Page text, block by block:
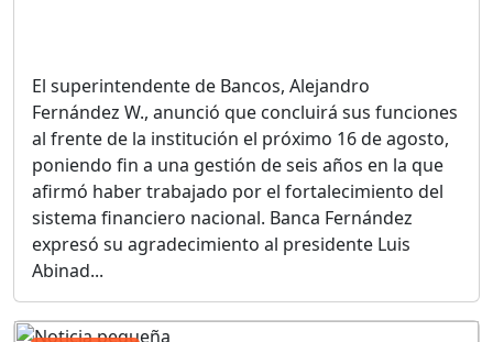
El superintendente de Bancos, Alejandro
Fernández W., anunció que concluirá sus funciones
al frente de la institución el próximo 16 de agosto,
poniendo fin a una gestión de seis años en la que
afirmó haber trabajado por el fortalecimiento del
sistema financiero nacional. Banca Fernández
expresó su agradecimiento al presidente Luis
Abinad...